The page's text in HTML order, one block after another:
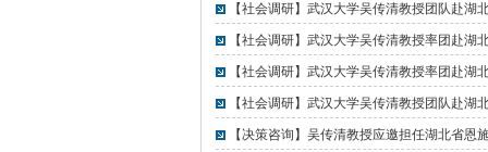
【社会调研】武汉大学吴传清教授团队赴湖
【社会调研】武汉大学吴传清教授率团赴
【社会调研】武汉大学吴传清教授率团赴湖
【社会调研】武汉大学吴传清教授团队赴湖
【决策咨询】吴传清教授应邀担任湖北省恩